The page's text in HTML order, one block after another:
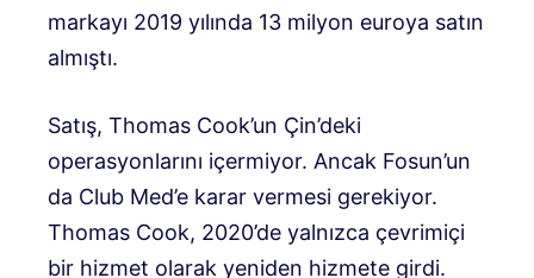
markayı 2019 yılında 13 milyon euroya satın
almıştı.
Satış, Thomas Cook’un Çin’deki
operasyonlarını içermiyor. Ancak Fosun’un
da Club Med’e karar vermesi gerekiyor.
Thomas Cook, 2020’de yalnızca çevrimiçi
bir hizmet olarak yeniden hizmete girdi.